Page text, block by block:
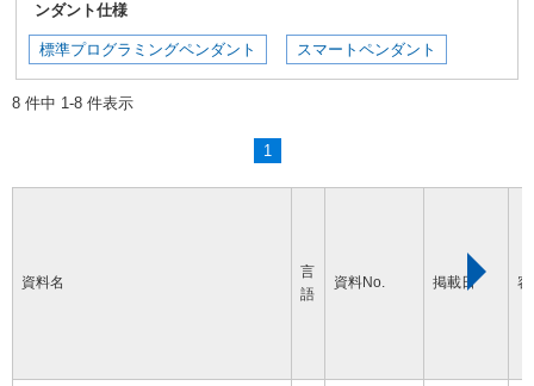
ンダント仕様
標準プログラミングペンダント スマートペンダント
8 件中 1-8 件表示
1
資料名
言
語
資料No. 掲載日